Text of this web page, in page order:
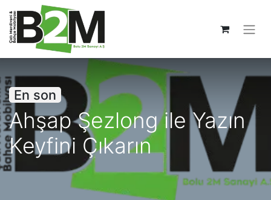
En son
Ahşap Şezlong ile Yazın
Keyfini Çıkarın